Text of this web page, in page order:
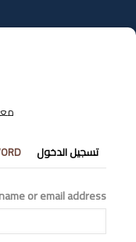
إلى
المحتوى
التبويبات
الأساسية
تسجيل الدخول
or email address